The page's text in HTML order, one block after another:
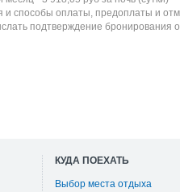
и способы оплаты, предоплаты и
подтверждение
КУДА ПОЕХАТЬ
Выбор места отдыха